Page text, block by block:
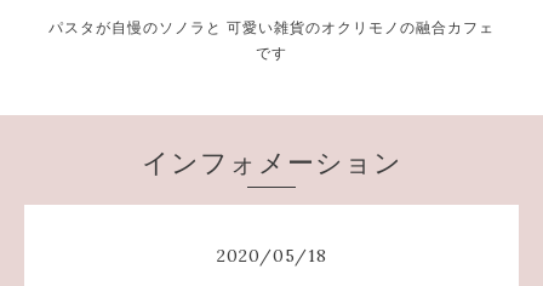
パスタが自慢のソノラと 可愛い雑貨のオクリモノの融合カフェ
です
インフォメーション
2020/05/18